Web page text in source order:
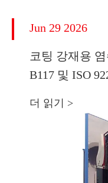
Jun 29 2026
코팅 강재용
B117 및 ISO
더 읽기 >